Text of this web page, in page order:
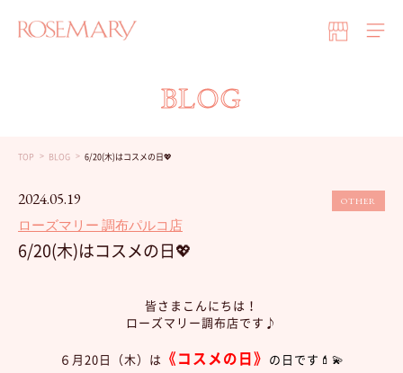
BLOG
TOP BLOG 6/20(木)はコスメの日💖
2024.05.19
ローズマリー 調布パルコ店
OTHER
6/20(木)はコスメの日💖
皆さまこんにちは！
ローズマリー調布店です♪
６月20日（木）は 《コスメの日》 の日です💄💫